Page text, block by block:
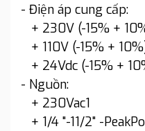
- Điện áp cung cấp:
+ 230V (-15% +
+ 110V (-15% +
+ 24Vdc (-15% +
- Nguồn:
+ 230Vac1
+ 1/4 "-11/2" -